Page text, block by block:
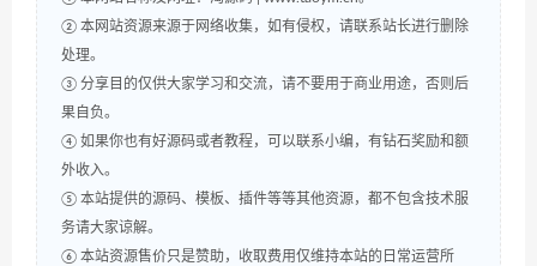
② 本网站资源来源于网络收集，如有侵权，请联系站长进行删除
处理。
③ 分享目的仅供大家学习和交流，请不要用于商业用途，否则后
果自负。
④ 如果你也有好源码或者教程，可以联系小编，有钻石奖励和额
外收入。
⑤ 本站提供的源码、模板、插件等等其他资源，都不包含技术服
务请大家谅解。
⑥ 本站资源售价只是赞助，收取费用仅维持本站的日常运营所